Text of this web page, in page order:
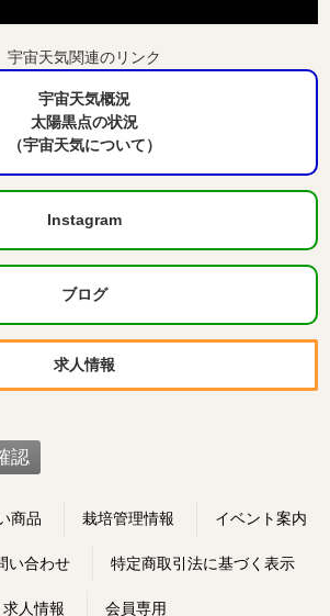
宇宙天気関連のリンク
宇宙天気概況
太陽黒点の状況
（宇宙天気について）
Instagram
ブログ
求人情報
商品 栽培管理情報 イベント案内
い合わせ 特定商取引法に基づく表示
求人情報 会員専用